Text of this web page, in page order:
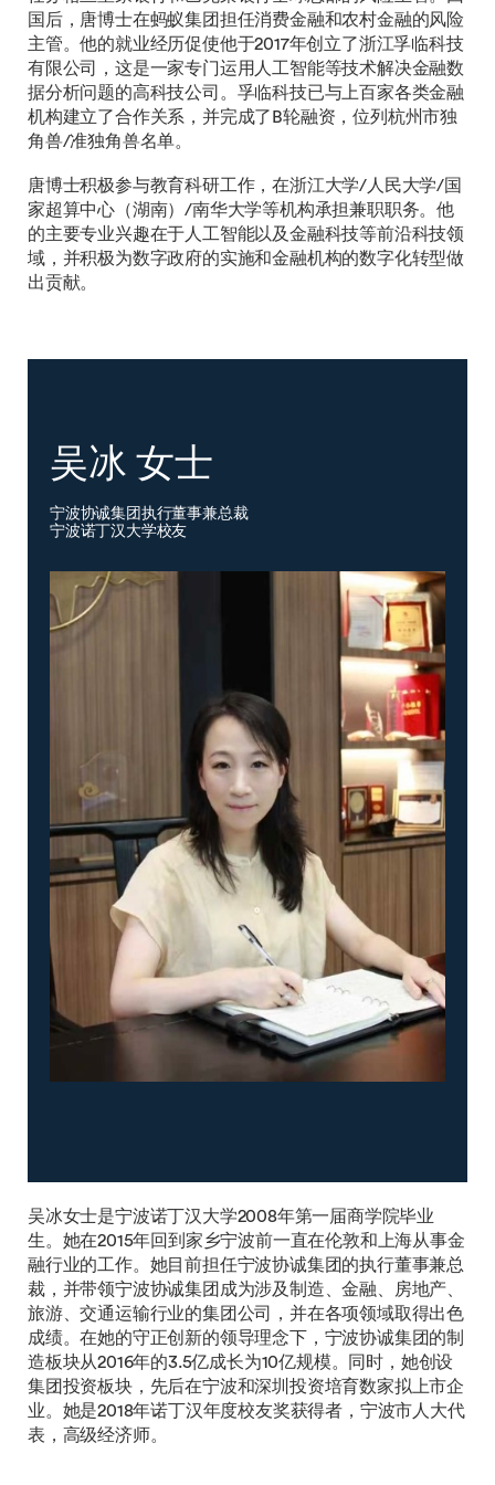
国后，唐博士在蚂蚁集团担任消费金融和农村金融的风险
主管。他的就业经历促使他于2017年创立了浙江孚临科技
有限公司，这是一家专门运用人工智能等技术解决金融数
据分析问题的高科技公司。孚临科技已与上百家各类金融
机构建立了合作关系，并完成了B轮融资，位列杭州市独
角兽/准独角兽名单。
唐博士积极参与教育科研工作，在浙江大学/人民大学/国
家超算中心（湖南）/南华大学等机构承担兼职职务。他
的主要专业兴趣在于人工智能以及金融科技等前沿科技领
域，并积极为数字政府的实施和金融机构的数字化转型做
出贡献。
吴冰 女士
宁波协诚集团执行董事兼总裁
宁波诺丁汉大学校友
吴冰女士是宁波诺丁汉大学2008年第一届商学院毕业
生。她在2015年回到家乡宁波前一直在伦敦和上海从事金
融行业的工作。她目前担任宁波协诚集团的执行董事兼总
裁，并带领宁波协诚集团成为涉及制造、金融、房地产、
旅游、交通运输行业的集团公司，并在各项领域取得出色
成绩。在她的守正创新的领导理念下，宁波协诚集团的制
造板块从2016年的3.5亿成长为10亿规模。同时，她创设
集团投资板块，先后在宁波和深圳投资培育数家拟上市企
业。她是2018年诺丁汉年度校友奖获得者，宁波市人大代
表，高级经济师。